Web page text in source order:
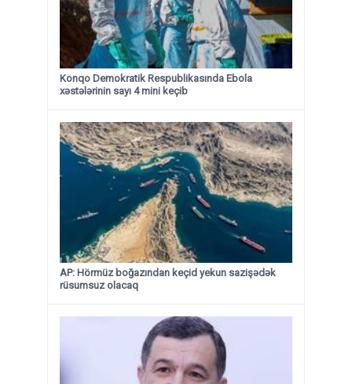
Konqo Demokratik Respublikasında Ebola
xəstələrinin sayı 4 mini keçib
AP: Hörmüz boğazından keçid yekun sazişədək
rüsumsuz olacaq